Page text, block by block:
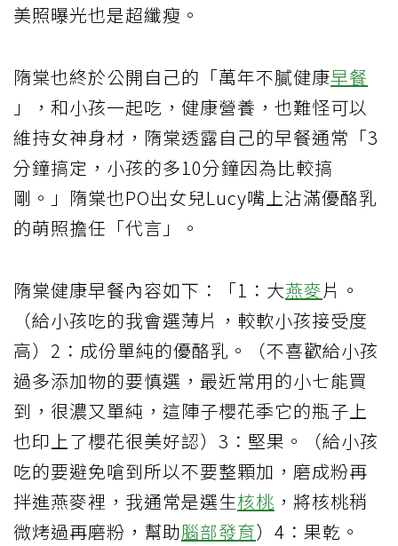
美照曝光也是超纖瘦。
隋棠也終於公開自己的「萬年不膩健康早餐
」，和小孩一起吃，健康營養，也難怪可以
維持女神身材，隋棠透露自己的早餐通常「3
分鐘搞定，小孩的多10分鐘因為比較搞
剛。」隋棠也PO出女兒Lucy嘴上沾滿優酪乳
的萌照擔任「代言」。
隋棠健康早餐內容如下：「1：大燕麥片。
（給小孩吃的我會選薄片，較軟小孩接受度
高）2：成份單純的優酪乳。（不喜歡給小孩
過多添加物的要慎選，最近常用的小七能買
到，很濃又單純，這陣子櫻花季它的瓶子上
也印上了櫻花很美好認）3：堅果。（給小孩
吃的要避免嗆到所以不要整顆加，磨成粉再
拌進燕麥裡，我通常是選生核桃 ，將核桃稍
微烤過再磨粉，幫助腦部發育）4：果乾。